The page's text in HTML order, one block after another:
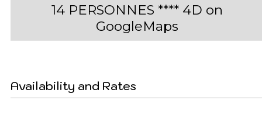
14 PERSONNES **** 4D on
GoogleMaps
Availability and Rates